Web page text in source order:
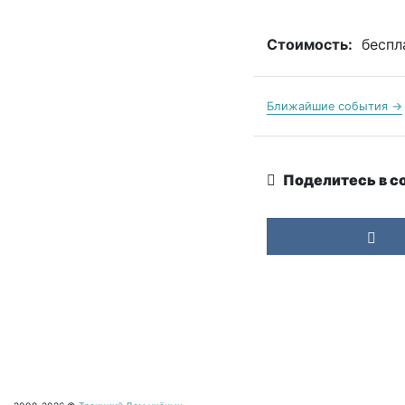
Стоимость:
Ближайшие события →
Поделитесь в